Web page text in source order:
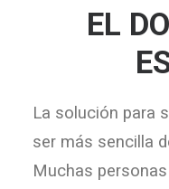
EL
La solución para
ser más sencilla
Muchas